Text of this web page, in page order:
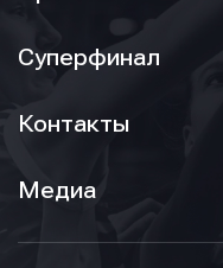
Суперфинал
Контакты
Медиа